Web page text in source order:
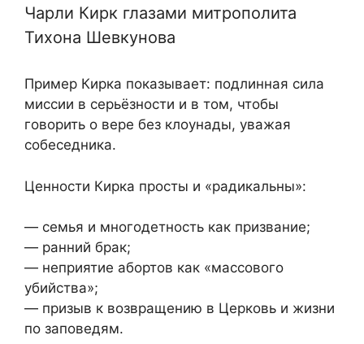
Чарли Кирк глазами митрополита
Тихона Шевкунова
Пример Кирка показывает: подлинная сила
миссии в серьёзности и в том, чтобы
говорить о вере без клоунады, уважая
собеседника.
Ценности Кирка просты и «радикальны»:
— семья и многодетность как призвание;
— ранний брак;
— неприятие абортов как «массового
убийства»;
— призыв к возвращению в Церковь и жизни
по заповедям.